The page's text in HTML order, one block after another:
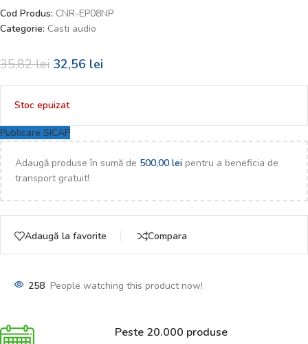
Cod Produs: CNR-EP08NP
Categorie: Casti audio
35,82lei 32,56 lei
Stoc epuizat
Publicare SICAP
Adaugă produse în sumă de 500,00 lei pentru a beneficia de
transport gratuit!
Adaugă la favorite Compara
258 People watching this product now!
Peste 20.000 produse